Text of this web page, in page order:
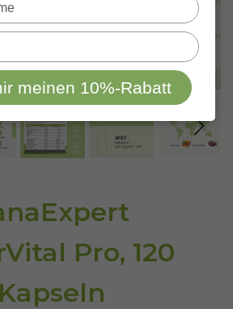
Pro, 120
Kapseln
meinen 10%-Rabatt